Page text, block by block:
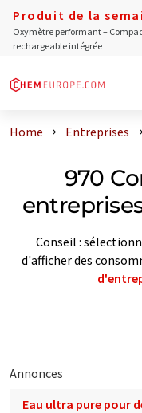
Produit de la
Oxymètre performant –
rechargeable intégrée
Home Entreprises
970
Conseil :
d'afficher des
Annonces
Eau ultra pure pour